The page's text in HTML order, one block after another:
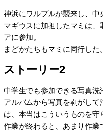
神浜にワルプルが襲来し、中
マギウスに加担したマミは、
アに参加。
まどかたちもマミに同行した。
ストーリー2
中学生でも参加できる写真洗
アルバムから写真を剥がして
は、本当はこういうものを
作業が終わると、あまり作業